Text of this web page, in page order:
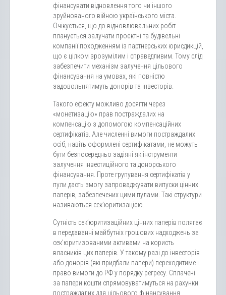
фінансувати відновлення того чи іншого
зруйнованого війною українського міста.
Очікується, що до відновлювальних робіт
планується залучати проєктні та будівельні
компанії походженням із партнерських юрисдикцій,
що є цілком зрозумілим і справедливим. Тому слід
забезпечити механізм залучення цільового
фінансування на умовах, які повністю
задовольнятимуть донорів та інвесторів.
Такого ефекту можливо досягти через
«монетизацію» прав постраждалих на
компенсацію з допомогою компенсаційних
сертифікатів. Але численні вимоги постраждалих
осіб, навіть оформлені сертифікатами, не можуть
бути безпосередньо задіяні як інструменти
залучення інвестиційного та донорського
фінансування. Проте групування сертифікатів у
пули дасть змогу запроваджувати випуски цінних
паперів, забезпечених цими пулами. Такі структури
називаються сек’юритизацією.
Сутність сек’юритизаційних цінних паперів полягає
в передаванні майбутніх грошових надходжень за
сек’юритизованими активами на користь
власників цих паперів. У такому разі до інвесторів
або донорів (які придбали папери) переходитиме і
право вимоги до РФ у порядку регресу. Сплачені
за папери кошти спрямовуватимуться на рахунки
постраждалих для цільового фінансування